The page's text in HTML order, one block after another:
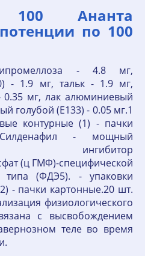
100 Ананта
по 100
- 4.8 мг,
- 1.9 мг, тальк - 1.9 мг,
0.35 мг, лак алюминиевый
голубой (E133) - 0.05 мг.1
контурные (1) - пачки
- мощный
ингибитор
(ц ГМФ)-специфической
типа (ФДЭ5). - упаковки
- пачки картонные.20 шт.
физиологического
с высвобождением
теле во время